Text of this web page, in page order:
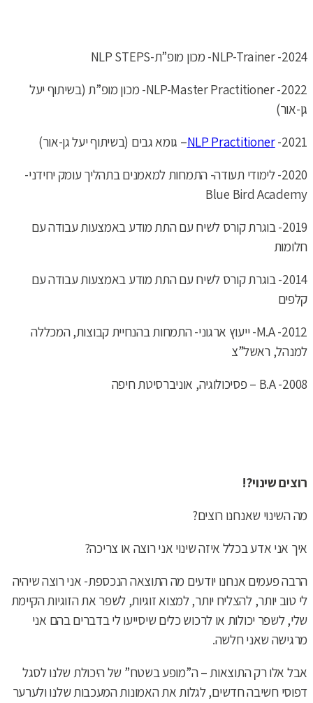
2024- NLP-Trainer- מכון מופ”ת-NLP STEPS
2022- NLP-Master Practitioner- מכון מופ”ת (בשיתוף יעל
גן-אור)
2021-
NLP Practitioner– גומא גבים (בשיתוף יעל גן-אור)
2020- לימודי תעודה- התמחות למאמנים בתהליך עומק יחידני-
Blue Bird Academy
2019- בוגרת קורס לשיח עם התת מודע באמצעות עבודה עם
חלומות
2014- בוגרת קורס לשיח עם התת מודע באמצעות עבודה עם
קלפים
2012- M.A- ייעוץ ארגוני- התמחות בהנחיית קבוצות, המכללה
למנהל, ראשל”צ
2008- B.A – פסיכולוגיה, אוניברסיטת חיפה
רוצים שינוי?!
מה השינוי שאנחנו רוצים?
איך אני אדע בכלל איזה שינוי אני רוצה או צריכה?
הרבה פעמים אנחנו יודעים מה התוצאה הנכספת- אני רוצה שיהיה
לי טוב יותר, להצליח יותר, למצוא זוגיות, לשפר את הזוגיות הקיימת
שלי, לשפר יכולות או לרכוש כלים שיסייעו לי בדברים בהם אני
מרגישה שאני חלשה.
אבל אלו רק התוצאות – ה”מופע בשטח” של היכולת שלנו לסגל
דפוסי חשיבה חדשים, לגלות את האמונות המעכבות שלנו ולערער